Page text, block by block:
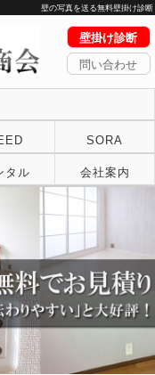
壁の写真を送る無料壁掛け診断
壁掛け診断
問い合わせ
SORA
タル 会社案内